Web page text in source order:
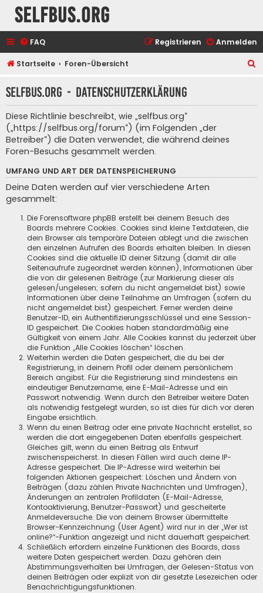
selfbus.org
FAQ Anmelden
Registrieren
Startseite Foren-Übersicht
h
selfbus.org - Datenschutzerklärung
Diese Richtlinie beschreibt, wie „selfbus.org“
(„https://selfbus.org/forum“) (im Folgenden „der
Betreiber“) die Daten verwendet, die während deines
Foren-Besuchs gesammelt werden.
UMFANG UND ART DER DATENSPEICHERUNG
Deine Daten werden auf vier verschiedene Arten
gesammelt:
Die Forensoftware phpBB erstellt bei deinem Besuch des
Boards mehrere Cookies. Cookies sind kleine Textdateien, die
dein Browser als temporäre Dateien ablegt und die zwischen
den einzelnen Aufrufen des Boards erhalten bleiben. In diesen
Cookies sind die aktuelle ID deiner Sitzung (damit dir alle
Seitenaufrufe zugeordnet werden können), Informationen über
die von dir gelesenen Beiträge (zur Markierung dieser als
gelesen/ungelesen; sofern du nicht angemeldet bist) sowie
Informationen über deine Teilnahme an Umfragen (sofern du
nicht angemeldet bist) gespeichert. Ferner werden deine
Benutzer-ID, ein Authentifizierungsschlüssel und eine Session-
ID gespeichert. Die Cookies haben standardmäßig eine
Gültigkeit von einem Jahr. Alle Cookies kannst du jederzeit über
die Funktion „Alle Cookies löschen“ löschen.
Weiterhin werden die Daten gespeichert, die du bei der
Registrierung, in deinem Profil oder deinem persönlichem
Bereich angibst. Für die Registrierung sind mindestens ein
eindeutiger Benutzername, eine E-Mail-Adresse und ein
Passwort notwendig. Wenn durch den Betreiber weitere Daten
als notwendig festgelegt wurden, so ist dies für dich vor deren
Eingabe ersichtlich.
Wenn du einen Beitrag oder eine private Nachricht erstellst, so
werden die dort eingegebenen Daten ebenfalls gespeichert.
Gleiches gilt, wenn du einen Beitrag als Entwurf
zwischenspeicherst. In diesen Fällen wird auch deine IP-
Adresse gespeichert. Die IP-Adresse wird weiterhin bei
folgenden Aktionen gespeichert: Löschen und Ändern von
Beiträgen (dazu zählen Private Nachrichten und Umfragen),
Änderungen an zentralen Profildaten (E-Mail-Adresse,
Kontoaktivierung, Benutzer-Passwort) und gescheiterte
Anmeldeversuche. Die von deinem Browser übermittelte
Browser-Kennzeichnung (User Agent) wird nur in der „Wer ist
online?“-Funktion angezeigt und nicht dauerhaft gespeichert.
Schließlich erfordern einzelne Funktionen des Boards, dass
weitere Daten gespeichert werden. Dazu gehören dein
Abstimmungsverhalten bei Umfragen, der Gelesen-Status von
deinen Beiträgen oder explizit von dir gesetzte Lesezeichen oder
Benachrichtigungsfunktionen.